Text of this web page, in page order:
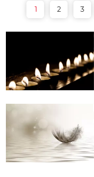
1 2 3